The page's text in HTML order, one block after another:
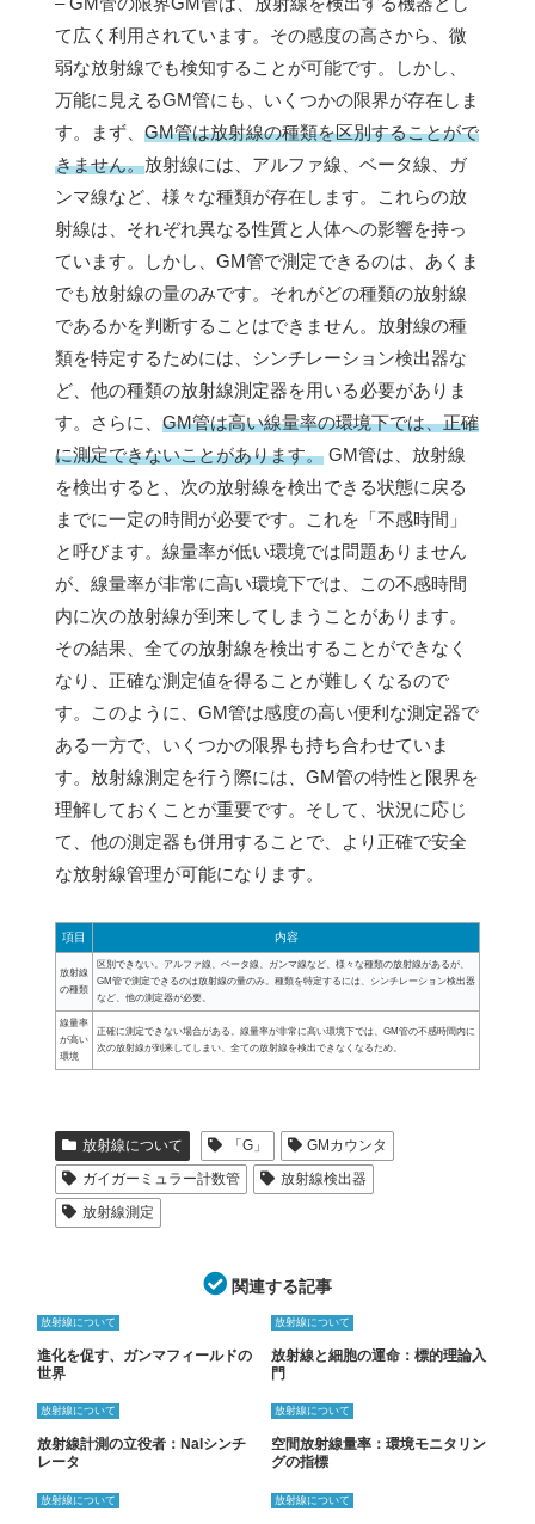
て広く利用されています。その感度の高さから、微
弱な放射線でも検知することが可能です。しかし、
万能に見えるGM管にも、いくつかの限界が存在しま
す。まず、 GM管は放射線の種類を区別することがで
きません。放射線には、アルファ線、ベータ線、ガ
ンマ線など、様々な種類が存在します。これらの放
射線は、それぞれ異なる性質と人体への影響を持っ
ています。しかし、GM管で測定できるのは、あくま
でも放射線の量のみです。それがどの種類の放射線
であるかを判断することはできません。放射線の種
類を特定するためには、シンチレーション検出器な
ど、他の種類の放射線測定器を用いる必要がありま
す。さらに、 GM管は高い線量率の環境下では、正確
に測定できないことがあります。 GM管は、放射線
を検出すると、次の放射線を検出できる状態に戻る
までに一定の時間が必要です。これを「不感時間」
と呼びます。線量率が低い環境では問題ありません
が、線量率が非常に高い環境下では、この不感時間
内に次の放射線が到来してしまうことがあります。
その結果、全ての放射線を検出することができなく
なり、正確な測定値を得ることが難しくなるので
す。このように、GM管は感度の高い便利な測定器で
ある一方で、いくつかの限界も持ち合わせていま
す。放射線測定を行う際には、GM管の特性と限界を
理解しておくことが重要です。そして、状況に応じ
て、他の測定器も併用することで、より正確で安全
な放射線管理が可能になります。
項目 内容
放射線
の種類
区別できない。アルファ線、ベータ線、ガンマ線など、様々な種類の放射線があるが、
GM管で測定できるのは放射線の量のみ。種類を特定するには、シンチレーション検出器
など、他の測定器が必要。
線量率
が高い
環境
正確に測定できない場合がある。線量率が非常に高い環境下では、GM管の不感時間内に
次の放射線が到来してしまい、全ての放射線を検出できなくなるため。
放射線について 「G」
GMカウンタ
ガイガーミュラー計数管
放射線検出器
放射線測定
関連する記事
放射線について
進化を促す、ガンマフィールドの
世界
放射線について
放射線と細胞の運命：標的理論入
門
放射線について
放射線計測の立役者：NaIシンチ
レータ
放射線について
空間放射線量率：環境モニタリン
グの指標
放射線について 放射線について